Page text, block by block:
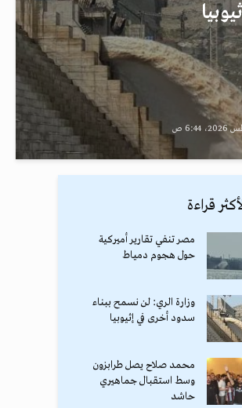
قراءة
مصر تنفي تقارير أميركية
حول هجوم دمياط
وزارة الري: لن نسمح ببناء
سدود أخرى في إثيوبيا
محمد صلاح يصل طرابزون
وسط استقبال جماهيري
حاشد